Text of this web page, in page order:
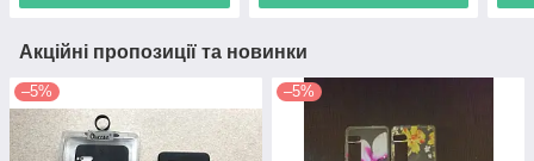
Акційні пропозиції та новинки
–5% –5%